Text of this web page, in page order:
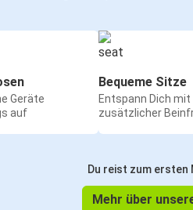
Geräte
auf
Bequeme Sitze
Entspann Dich mit
zusätzlicher
Du reist zum ersten
Mehr über